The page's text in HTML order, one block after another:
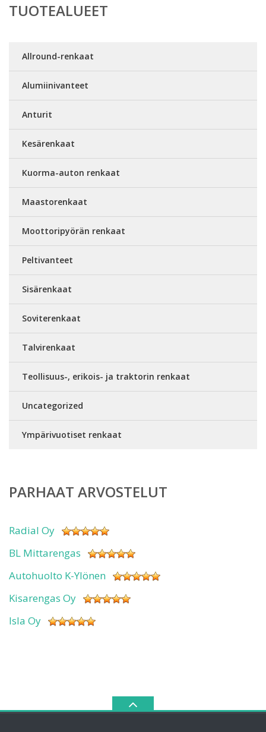
TUOTEALUEET
Allround-renkaat
Alumiinivanteet
Anturit
Kesärenkaat
Kuorma-auton renkaat
Maastorenkaat
Moottoripyörän renkaat
Peltivanteet
Sisärenkaat
Soviterenkaat
Talvirenkaat
Teollisuus-, erikois- ja traktorin renkaat
Uncategorized
Ympärivuotiset renkaat
PARHAAT ARVOSTELUT
Radial Oy
BL Mittarengas
Autohuolto K-Ylönen
Kisarengas Oy
Isla Oy